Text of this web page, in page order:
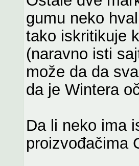
gumu neko
tako iskritikuje
(naravno isti
može da da
da je Wintera
Da li neko ima
proizvođačima